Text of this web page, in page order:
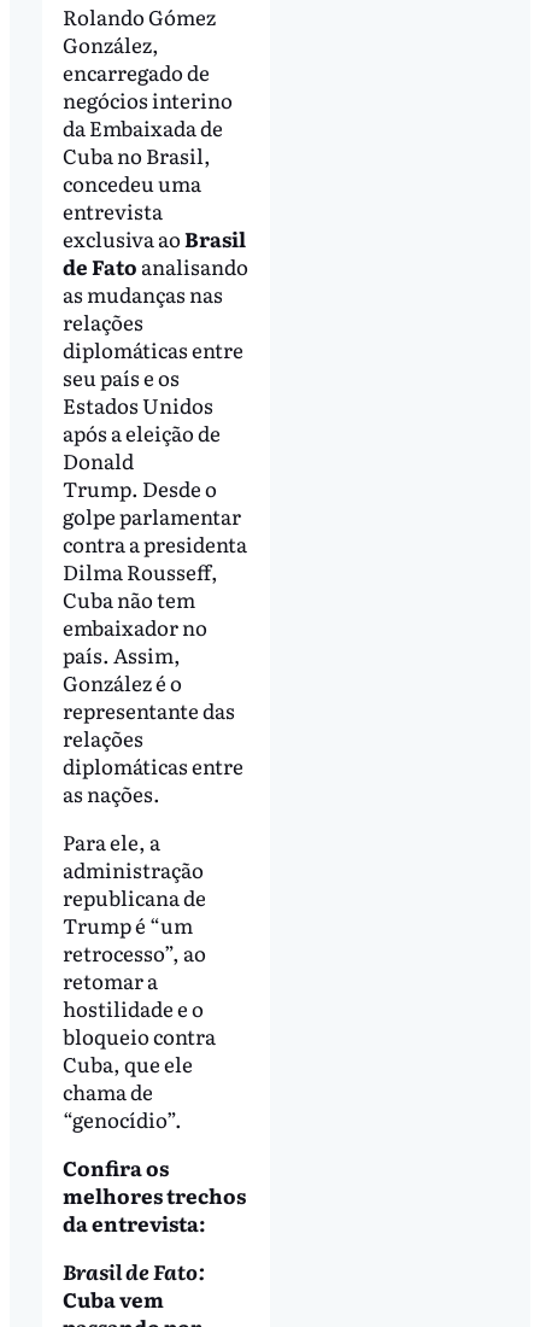
Rolando Gómez
González,
encarregado de
negócios interino
da Embaixada de
Cuba no Brasil,
concedeu uma
entrevista
exclusiva aoBrasil
de Fato analisando
as mudanças nas
relações
diplomáticas entre
seu país e os
Estados Unidos
após a eleição de
Donald
Trump. Desde o
golpe parlamentar
contra a presidenta
Dilma Rousseff,
Cuba não tem
embaixador no
país. Assim,
González é o
representante das
relações
diplomáticas entre
as nações.
Para ele, a
administração
republicana de
Trump é “um
retrocesso”, ao
retomar a
hostilidade e o
bloqueio contra
Cuba, que ele
chama de
“genocídio”.
Confira os
melhores trechos
da entrevista:
Brasil de Fato:
Cuba vem